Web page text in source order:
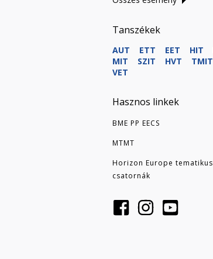
Tanszékek
AUT ETT EET HIT
MIT
SZIT HVT
TMIT
VET
Hasznos linkek
BME PP EECS
MTMT
Horizon Europe tematikus
csatornák